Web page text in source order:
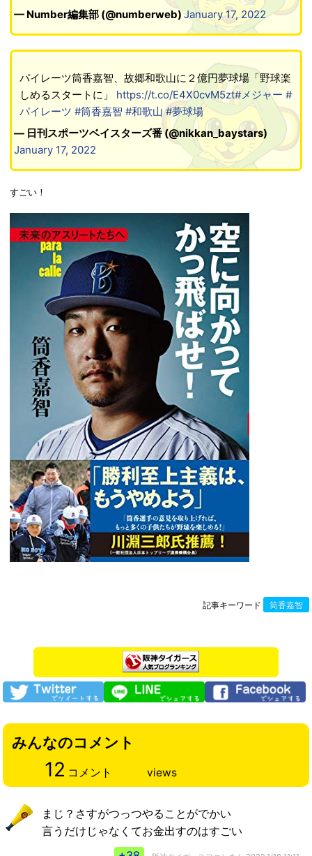
— Number編集部 (@numberweb)January 17, 2022
パイレーツ筒香嘉智、故郷和歌山に２億円夢球場「野球楽
しめるスタートに」 https://t.co/E4X0cvM5zt#メジャー #
パイレーツ #筒香嘉智 #和歌山 #夢球場
— 日刊スポーツベイスターズ番 (@nikkan_baystars)
January 17, 2022
すごい！
記事キーワード 筒香嘉智
みんなのコメント
12 コメント views
まじ？さすがつっつやることがでかい
言うだけじゃなくてお金出すのはすごい